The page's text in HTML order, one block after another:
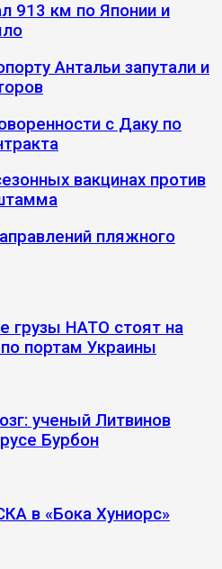
913 км по Японии и
Антальи запутали и
с Даку по
вакцинах против
пляжного
грузы НАТО стоят на
портам Украины
ученый Литвинов
Бурбон
в «Бока Хуниорс»